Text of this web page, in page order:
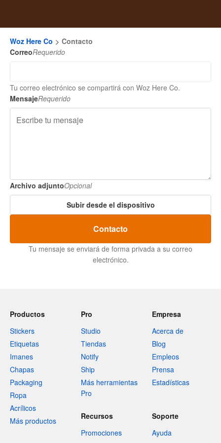
Woz Here Co
Contacto
CorreoRequerido
Tu correo electrónico se compartirá con Woz Here Co.
MensajeRequerido
Archivo adjuntoOpcional
Subir desde el dispositivo
Contacto
Tu mensaje se enviará de forma privada a su correo
electrónico.
Productos
Stickers
Etiquetas
Imanes
Chapas
Packaging
Ropa
Acrílicos
Más productos
Pro
Studio
Tiendas
Notify
Ship
Más herramientas
Pro
Empresa
Acerca de
Blog
Empleos
Prensa
Estadísticas
Recursos
Promociones
Soporte
Ayuda